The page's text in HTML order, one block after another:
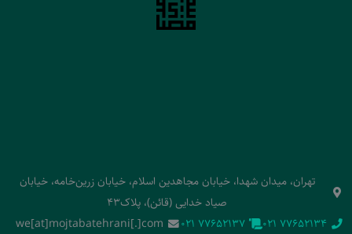
تهران، میدان شهدا، خیابان مجاهدین اسلام، خیابان زرین‌خامه، خیابان
صیاد خدایی (قائن)، پلاک43
‭021 77652134‬
‭021 77652137‬
we[at]mojtabatehrani[.]com